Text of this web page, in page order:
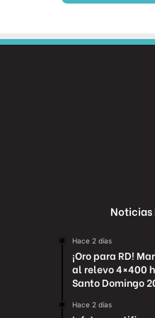
Noticias
Hace 2 días
¡Oro para RD!
al relevo 4×400
Santo Domingo
Hace 2 días